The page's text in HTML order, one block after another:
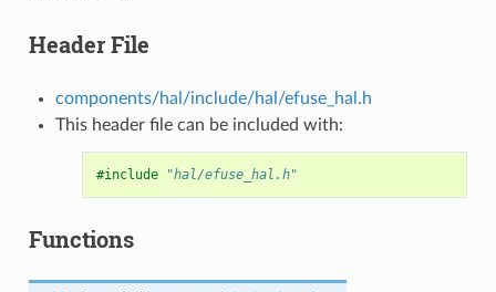
Header File
components/hal/include/hal/efuse_hal.h
This header file can be included with:
#include "hal/efuse_hal.h"
Functions